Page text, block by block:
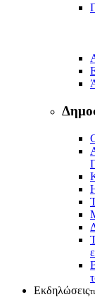
Εκδηλώσεις